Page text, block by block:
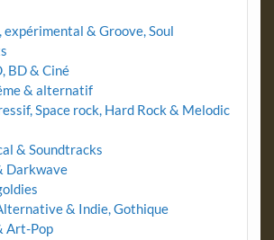
expérimental & Groove, Soul
BD & Ciné
& alternatif
Space rock, Hard Rock & Melodic
& Soundtracks
Darkwave
& Indie, Gothique
Art-Pop